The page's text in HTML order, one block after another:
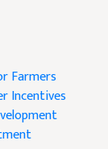
Farmers
Incentives